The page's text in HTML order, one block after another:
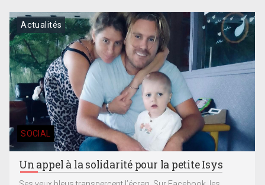
SOCIAL
Actualités
Un appel à la solidarité pour la petite Isys